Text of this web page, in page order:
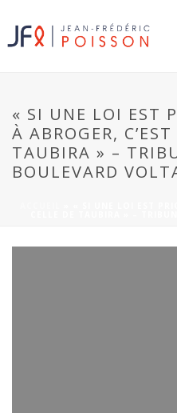
« SI UNE LOI EST
À ABROGER,
TAUBIRA » –
BOULEVARD